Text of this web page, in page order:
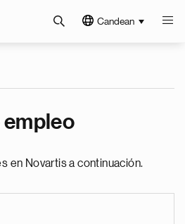
Candean
empleo
en Novartis a continuación.